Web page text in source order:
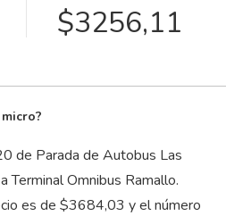
$3256,11
de Parada de Autobus Las
Terminal Omnibus Ramallo.
es de $3684,03 y el número